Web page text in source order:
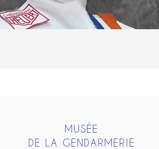
MUSÉE
DE LA GENDARMERIE